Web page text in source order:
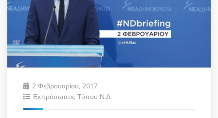
2 Φεβρουαρίου, 2017
Εκπρόσωπος Τύπου Ν.Δ.